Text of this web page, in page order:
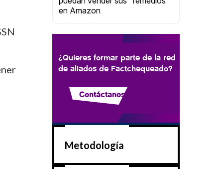
en Amazon
¿Quieres formar parte de la red
de aliados de Factchequeado?
Contáctanos
Metodología